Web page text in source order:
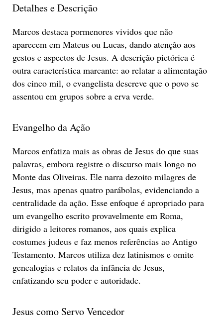
Detalhes e Descrição
Marcos destaca pormenores vividos que não
aparecem em Mateus ou Lucas, dando atenção aos
gestos e aspectos de Jesus. A descrição pictórica é
outra característica marcante: ao relatar a alimentação
dos cinco mil, o evangelista descreve que o povo se
assentou em grupos sobre a erva verde.
Evangelho da Ação
Marcos enfatiza mais as obras de Jesus do que suas
palavras, embora registre o discurso mais longo no
Monte das Oliveiras. Ele narra dezoito milagres de
Jesus, mas apenas quatro parábolas, evidenciando a
centralidade da ação. Esse enfoque é apropriado para
um evangelho escrito provavelmente em Roma,
dirigido a leitores romanos, aos quais explica
costumes judeus e faz menos referências ao Antigo
Testamento. Marcos utiliza dez latinismos e omite
genealogias e relatos da infância de Jesus,
enfatizando seu poder e autoridade.
Jesus como Servo Vencedor